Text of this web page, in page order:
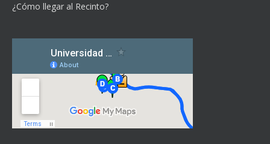
¿Cómo llegar al Recinto?